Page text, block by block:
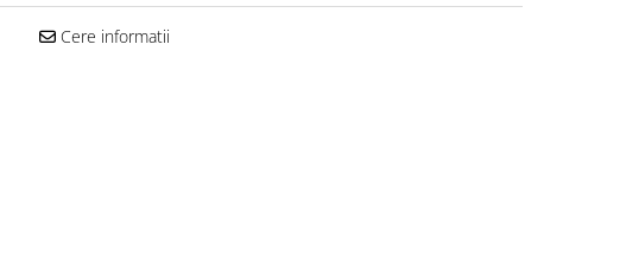
Cere informatii